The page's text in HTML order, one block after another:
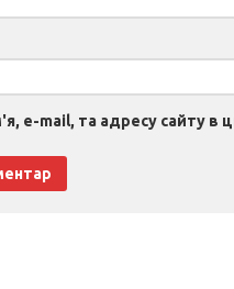
e-mail, та адресу сайту в